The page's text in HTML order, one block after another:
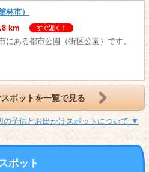
林市）
km
すぐ近く！
にある都市公園（街区公園）です。
ポットを一覧で見る
子供とお出かけスポットについて ▼
ポット